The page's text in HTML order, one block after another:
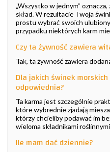
„Wszystko w jednym”
skład. W rezultacie Twoja
prostu wybrać swoich
przypadku niektórych karm
Czy ta żywność zawiera
Tak, ta żywność zawiera
Dla jakich świnek
odpowiednia?
Ta karma jest szczególnie
które wybrednie zjadają
którzy chcieliby podawać im
wieloma składnikami
Ile mam dać dziennie?